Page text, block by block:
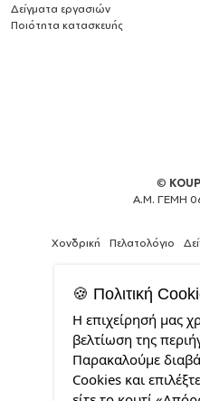
Δείγματα εργασιών
Ποιότητα κατασκευής
©
Α.Μ. ΓΕΜΗ
Χονδρική Πελατολόγιο
🍪 Πολιτική
Η επιχείρησή μας
βελτίωση της
Παρακαλούμε
Cookies και